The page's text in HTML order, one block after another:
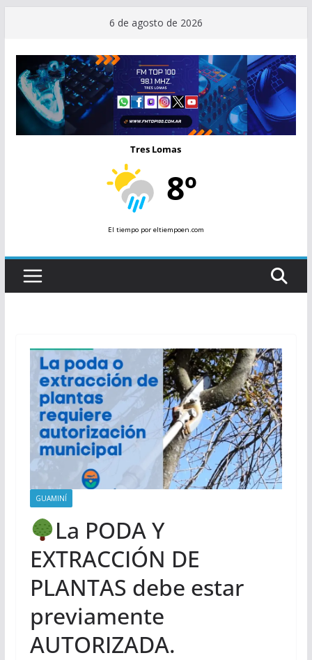
contenido
6 de agosto de 2026
Tres Lomas
8º
El tiempopor eltiempoen.com
GUAMINÍ
La PODA Y
EXTRACCIÓN DE
PLANTAS debe estar
previamente
AUTORIZADA.